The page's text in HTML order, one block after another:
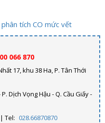
tích CO mức vết
066 870
17, khu 38 Ha, P. Tân Thới
Dịch Vọng Hậu - Q. Cầu Giấy -
| Tel: 028.66870870